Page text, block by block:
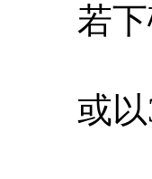
若下破
或以